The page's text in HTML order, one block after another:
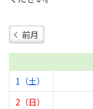
前月
1（土）
2（日）